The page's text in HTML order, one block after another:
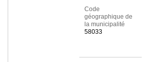
Code
géographique de
la municipalité
58033